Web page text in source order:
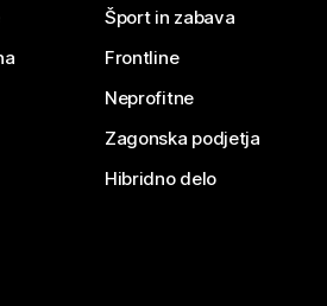
Šport in zabava
Frontline
Neprofitne
Zagonska podjetja
Hibridno delo